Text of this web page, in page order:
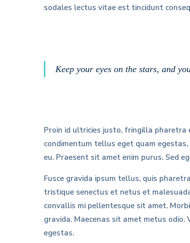
sodales lectus vitae est tincidunt
Keep your eyes on the stars, and
Proin id ultricies justo, fringilla pharetra
condimentum tellus eget quam
eu. Praesent sit amet enim purus. Sed
Fusce gravida ipsum tellus, quis
tristique senectus et netus et
convallis mi pellentesque sit amet.
gravida. Maecenas sit amet metus
egestas.